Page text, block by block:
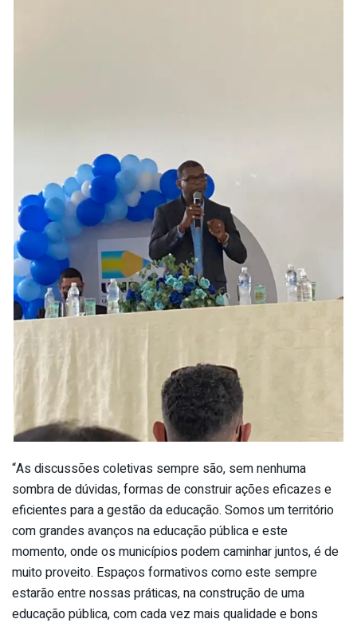
“As discussões coletivas sempre são, sem nenhuma
sombra de dúvidas, formas de construir ações eficazes e
eficientes para a gestão da educação. Somos um território
com grandes avanços na educação pública e este
momento, onde os municípios podem caminhar juntos, é de
muito proveito. Espaços formativos como este sempre
estarão entre nossas práticas, na construção de uma
educação pública, com cada vez mais qualidade e bons